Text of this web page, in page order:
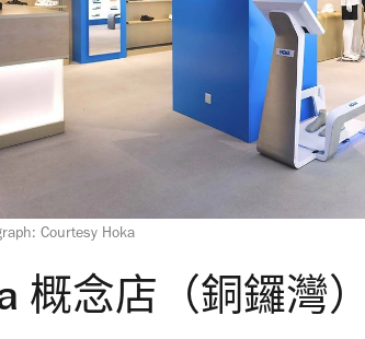
Courtesy Hoka
概念店（銅鑼灣）